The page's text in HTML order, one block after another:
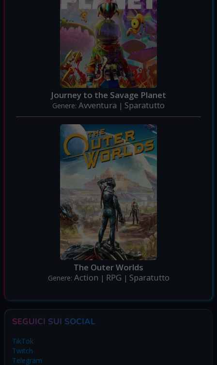
Journey to the Savage Planet
Genere: Avventura | Sparatutto
The Outer Worlds
Genere: Action | RPG | Sparatutto
SEGUICI SUI SOCIAL
TikTok
Twitch
Telegram